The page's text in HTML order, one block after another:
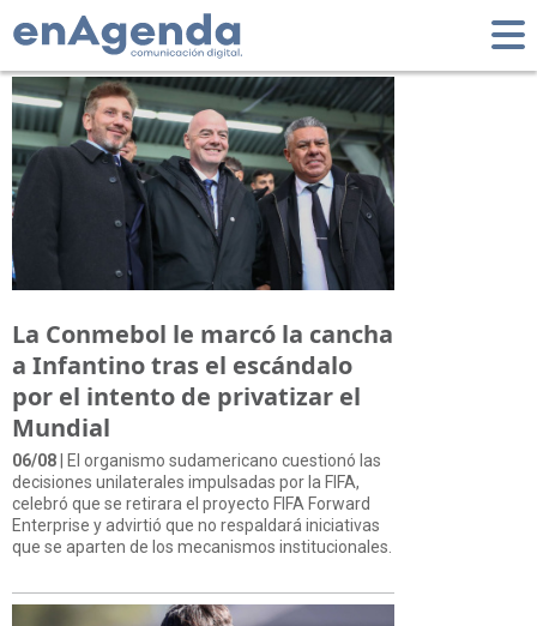
Tag: Conmebol
La Conmebol le marcó la cancha
a Infantino tras el escándalo
por el intento de privatizar el
Mundial
06/08 | El organismo sudamericano cuestionó las
decisiones unilaterales impulsadas por la FIFA,
celebró que se retirara el proyecto FIFA Forward
Enterprise y advirtió que no respaldará iniciativas
que se aparten de los mecanismos institucionales.